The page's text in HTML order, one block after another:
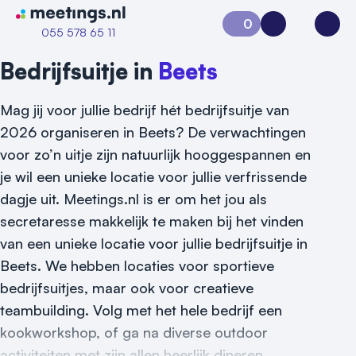
Naar home van Meetings
055 578 65 11
Vraag locatie aan
Locatiegids
Meld locatie aan
0
Aanvraag 0Inloggen
Bedrijfsuitje in Beets
Mag jij voor jullie bedrijf hét bedrijfsuitje van
2026 organiseren in Beets? De verwachtingen
voor zo’n uitje zijn natuurlijk hooggespannen en
je wil een unieke locatie voor jullie verfrissende
dagje uit. Meetings.nl is er om het jou als
secretaresse makkelijk te maken bij het vinden
van een unieke locatie voor jullie bedrijfsuitje in
Beets. We hebben locaties voor sportieve
bedrijfsuitjes, maar ook voor creatieve
teambuilding. Volg met het hele bedrijf een
kookworkshop, of ga na diverse outdoor